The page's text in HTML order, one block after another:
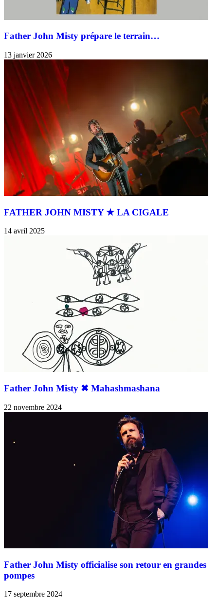
Father John Misty prépare le terrain…
13 janvier 2026
FATHER JOHN MISTY ★ LA CIGALE
14 avril 2025
Father John Misty ✖︎ Mahashmashana
22 novembre 2024
Father John Misty officialise son retour en grandes
pompes
17 septembre 2024